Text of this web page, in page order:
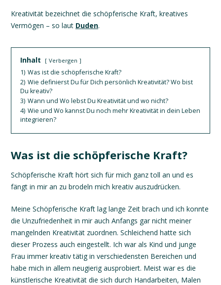
Kreativität bezeichnet die schöpferische Kraft, kreatives
Vermögen – so laut Duden.
Inhalt Verbergen
1) Was ist die schöpferische Kraft?
2) Wie definierst Du für Dich persönlich Kreativität? Wo bist
Du kreativ?
3) Wann und Wo lebst Du Kreativität und wo nicht?
4) Wie und Wo kannst Du noch mehr Kreativität in dein Leben
integrieren?
Was ist die schöpferische Kraft?
Schöpferische Kraft hört sich für mich ganz toll an und es
fängt in mir an zu brodeln mich kreativ auszudrücken.
Meine Schöpferische Kraft lag lange Zeit brach und ich konnte
die Unzufriedenheit in mir auch Anfangs gar nicht meiner
mangelnden Kreativität zuordnen. Schleichend hatte sich
dieser Prozess auch eingestellt. Ich war als Kind und junge
Frau immer kreativ tätig in verschiedensten Bereichen und
habe mich in allem neugierig ausprobiert. Meist war es die
künstlerische Kreativität die sich durch Handarbeiten, Malen